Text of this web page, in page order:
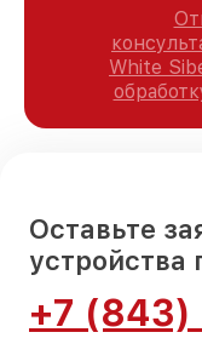
White
Оставьте
устройства
+7